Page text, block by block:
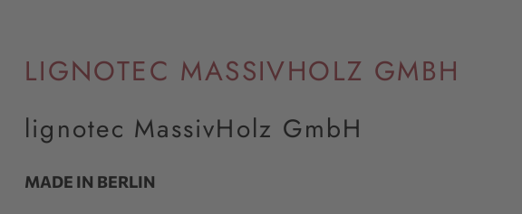
LIGNOTEC MASSIVHOLZ GMBH
lignotec MassivHolz GmbH
MADE IN BERLIN